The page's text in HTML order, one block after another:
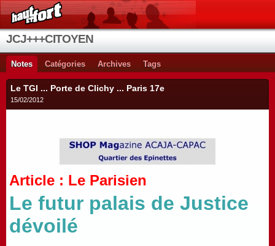
JCJ+++CITOYEN
Notes Catégories Archives Tags
Le TGI ... Porte de Clichy ... Paris 17e
15/02/2012
Article : Le Parisien
Le futur palais de Justice
dévoilé